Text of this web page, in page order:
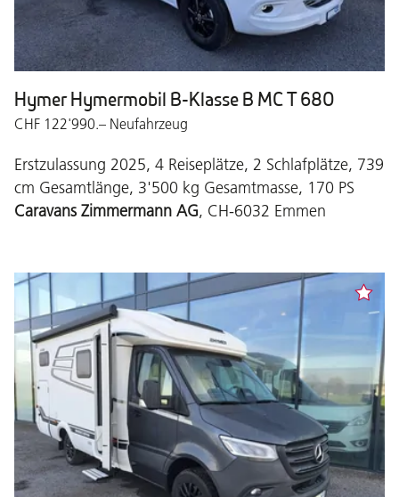
Hymer Hymermobil B-Klasse B MC T 680
CHF 122'990.– Neufahrzeug
Erstzulassung 2025, 4 Reiseplätze, 2 Schlafplätze, 739
cm Gesamtlänge, 3'500 kg Gesamtmasse, 170 PS
Caravans Zimmermann AG, CH-6032 Emmen